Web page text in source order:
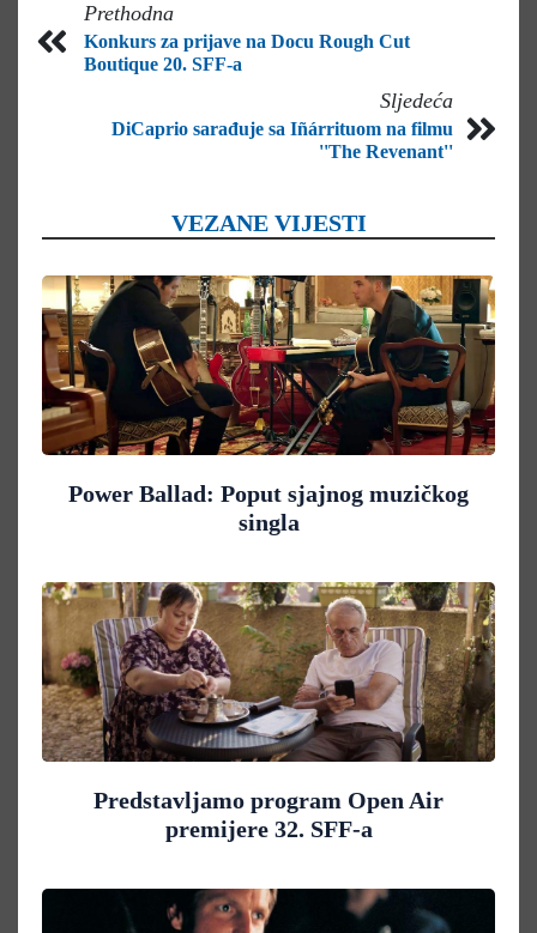
Prethodna
Konkurs za prijave na Docu Rough Cut
Boutique 20. SFF-a
Sljedeća
DiCaprio sarađuje sa Iñárrituom na filmu
''The Revenant''
VEZANE VIJESTI
Power Ballad: Poput sjajnog muzičkog
singla
Predstavljamo program Open Air
premijere 32. SFF-a